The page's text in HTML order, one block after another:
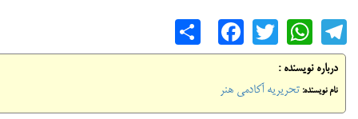
Telegram
WhatsApp
Twitter
Facebook
درباره نویسنده :
نام نویسنده: تحریریه آکادمی هنر